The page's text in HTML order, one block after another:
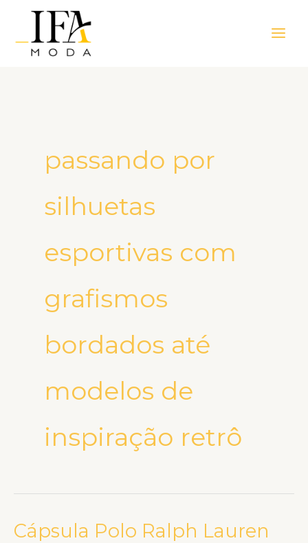
Menu
passando por
silhuetas
esportivas com
grafismos
bordados até
modelos de
inspiração retrô
Cápsula Polo Ralph Lauren
Cápsula